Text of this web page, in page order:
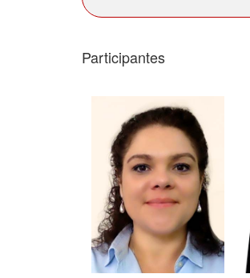
Participantes